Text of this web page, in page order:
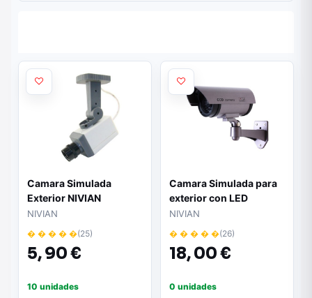
Camara Simulada
Exterior NIVIAN
NIVIAN
� � � � �(25)
5,90 €
10 unidades
Camara Simulada para
exterior con LED
NIVIAN
� � � � �(26)
18,00 €
0 unidades